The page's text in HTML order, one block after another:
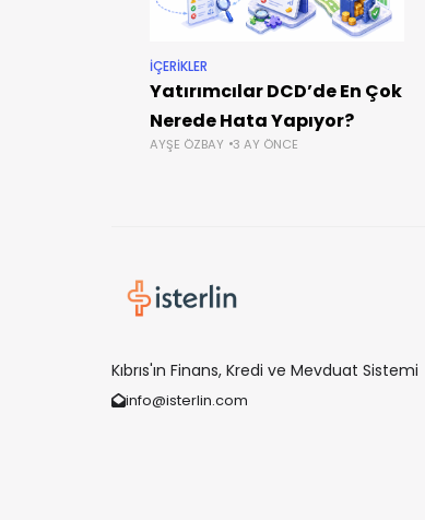
İÇERIKLER
Yatırımcılar DCD’de En Çok
Nerede Hata Yapıyor?
AYŞE ÖZBAY 3 AY ÖNCE
Kıbrıs'ın Finans, Kredi ve Mevduat Sistemi
info@isterlin.com